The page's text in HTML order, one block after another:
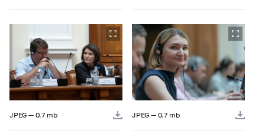
JPEG — 0.7 mb JPEG — 0.7 mb